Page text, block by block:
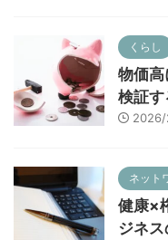
くらし
物価
検証
ネット
健康×
ジネ